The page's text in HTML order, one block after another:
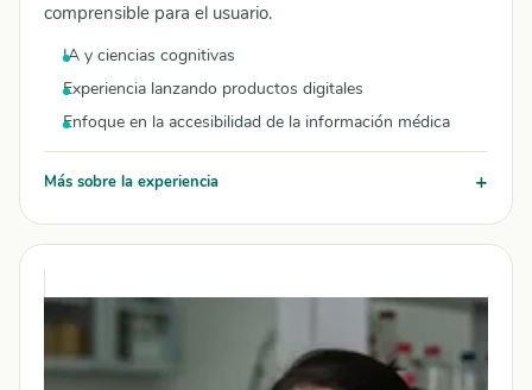
comprensible para el usuario.
IA y ciencias cognitivas
Experiencia lanzando productos digitales
Enfoque en la accesibilidad de la información médica
Más sobre la experiencia